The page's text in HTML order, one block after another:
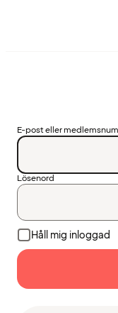
E-post eller
Lösenord
Håll mig inloggad